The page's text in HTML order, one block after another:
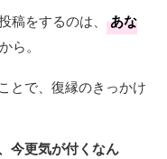
をするのは、
あな
から。
とで、復縁のきっかけ
今更気が付くなん